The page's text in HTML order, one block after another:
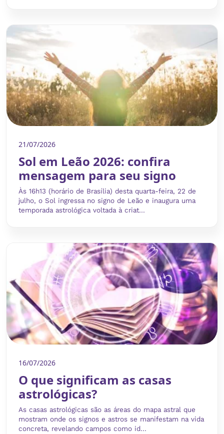
21/07/2026
Sol em Leão 2026: confira
mensagem para seu signo
Às 16h13 (horário de Brasília) desta quarta-feira, 22 de
julho, o Sol ingressa no signo de Leão e inaugura uma
temporada astrológica voltada à criat...
16/07/2026
O que significam as casas
astrológicas?
As casas astrológicas são as áreas do mapa astral que
mostram onde os signos e astros se manifestam na vida
concreta, revelando campos como id...